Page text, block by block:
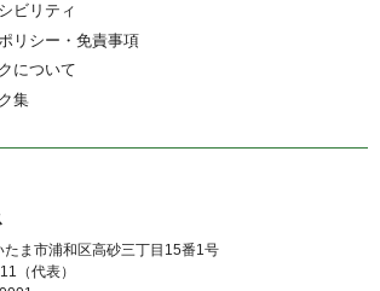
ビリティ
リシー・免責事項
について
集
ま市浦和区高砂三丁目15番1号
（代表）